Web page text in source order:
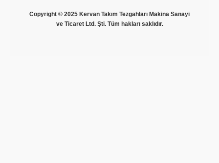
Copyright © 2025 Kervan Takım Tezgahları Makina Sanayi
ve Ticaret Ltd. Şti. Tüm hakları saklıdır.